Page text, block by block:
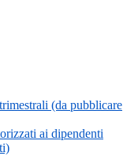
(da pubblicare
ai dipendenti